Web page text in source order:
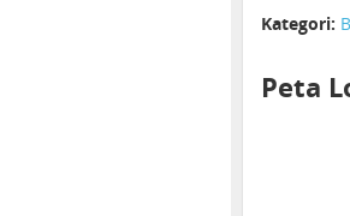
Kategori:
Peta